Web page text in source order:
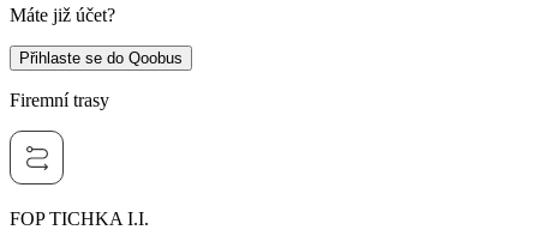
Máte již účet?
Přihlaste se do Qoobus
Firemní trasy
FOP TICHKA I.I.